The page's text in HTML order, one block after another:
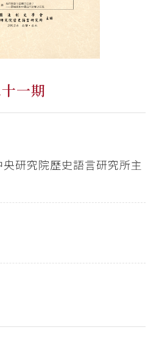
一期
研究院歷史語言研究所主